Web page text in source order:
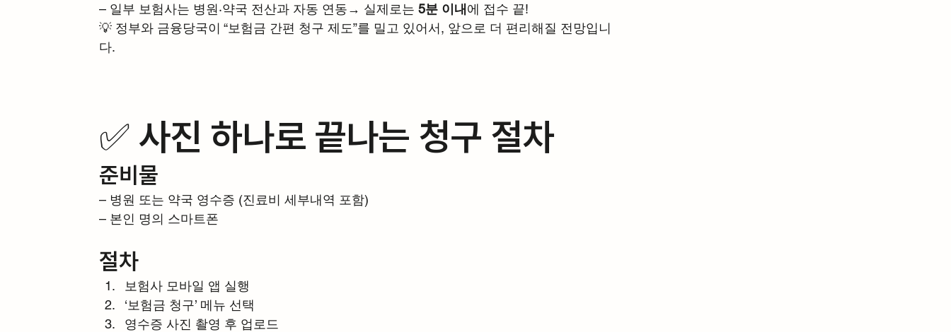
– 일부 보험사는 병원·약국 전산과 자동 연동→ 실제로는 5분 이내에 접수 끝!
💡 정부와 금융당국이 “보험금 간편 청구 제도”를 밀고 있어서, 앞으로 더 편리해질 전망입니
다.
✅ 사진 하나로 끝나는 청구 절차
준비물
– 병원 또는 약국 영수증 (진료비 세부내역 포함)
– 본인 명의 스마트폰
절차
보험사 모바일 앱 실행
‘보험금 청구’ 메뉴 선택
영수증 사진 촬영 후 업로드